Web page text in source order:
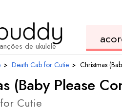
de ukulele
› Death Cab for Cutie › Christmas
(Baby Please
Cutie